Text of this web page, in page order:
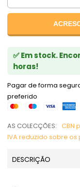
✅ Em stock.
horas!
Pagar de forma
preferido
AS COLECÇÕES: CBN
IVA reduzido sobre
DESCRIÇÃO